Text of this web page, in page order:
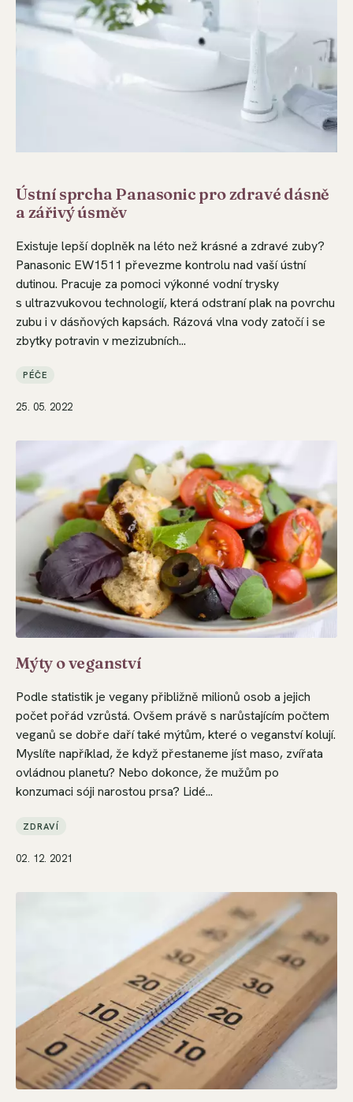
Ústní sprcha Panasonic pro zdravé dásně
a zářivý úsměv
Existuje lepší doplněk na léto než krásné a zdravé zuby?
Panasonic EW1511 převezme kontrolu nad vaší ústní
dutinou. Pracuje za pomoci výkonné vodní trysky
s ultrazvukovou technologií, která odstraní plak na povrchu
zubu i v dásňových kapsách. Rázová vlna vody zatočí i se
zbytky potravin v mezizubních...
PÉČE
25. 05. 2022
Mýty o veganství
Podle statistik je vegany přibližně milionů osob a jejich
počet pořád vzrůstá. Ovšem právě s narůstajícím počtem
veganů se dobře daří také mýtům, které o veganství kolují.
Myslíte například, že když přestaneme jíst maso, zvířata
ovládnou planetu? Nebo dokonce, že mužům po
konzumaci sóji narostou prsa? Lidé...
ZDRAVÍ
02. 12. 2021